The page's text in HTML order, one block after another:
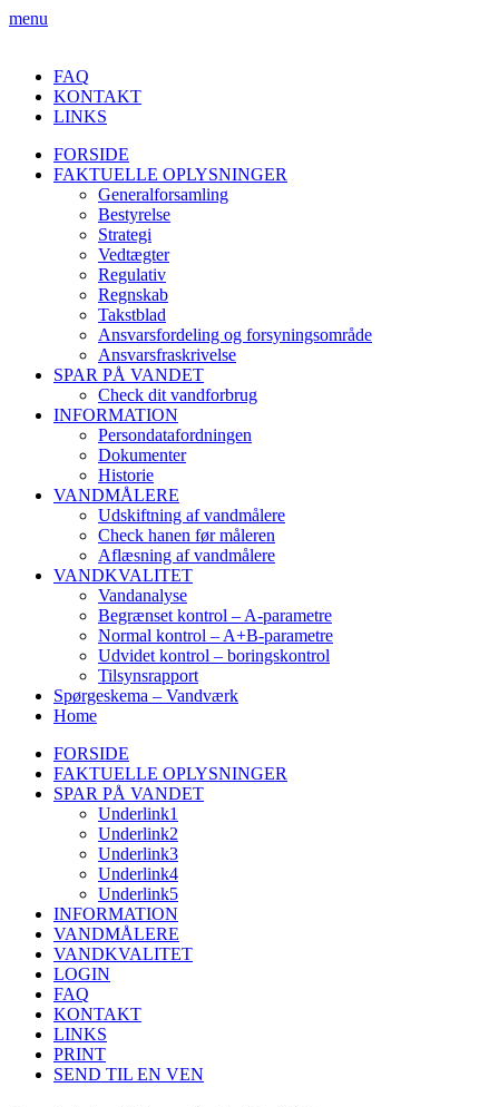
menu
FAQ
KONTAKT
LINKS
FORSIDE
FAKTUELLE OPLYSNINGER
Generalforsamling
Bestyrelse
Strategi
Vedtægter
Regulativ
Regnskab
Takstblad
Ansvarsfordeling og forsyningsområde
Ansvarsfraskrivelse
SPAR PÅ VANDET
Check dit vandforbrug
INFORMATION
Persondatafordningen
Dokumenter
Historie
VANDMÅLERE
Udskiftning af vandmålere
Check hanen før måleren
Aflæsning af vandmålere
VANDKVALITET
Vandanalyse
Begrænset kontrol – A-parametre
Normal kontrol – A+B-parametre
Udvidet kontrol – boringskontrol
Tilsynsrapport
Spørgeskema – Vandværk
Home
FORSIDE
FAKTUELLE OPLYSNINGER
SPAR PÅ VANDET
Underlink1
Underlink2
Underlink3
Underlink4
Underlink5
INFORMATION
VANDMÅLERE
VANDKVALITET
LOGIN
FAQ
KONTAKT
LINKS
PRINT
SEND TIL EN VEN